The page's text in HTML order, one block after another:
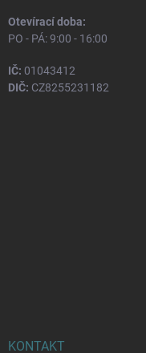
Otevírací doba:
PO - PÁ: 9:00 - 16:00
IČ: 01043412
DIČ: CZ8255231182
KONTAKT